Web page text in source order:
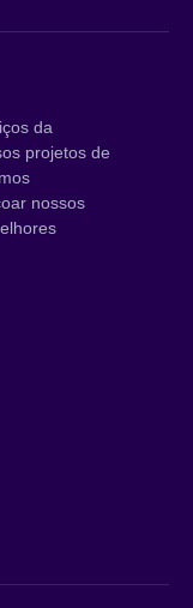
da
projetos de
nossos